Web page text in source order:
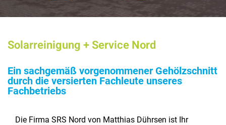
Solarreinigung + Service Nord
Ein sachgemäß vorgenommener Gehölzschnitt
durch die versierten Fachleute unseres
Fachbetriebs
Die Firma SRS Nord von Matthias Dührsen ist Ihr